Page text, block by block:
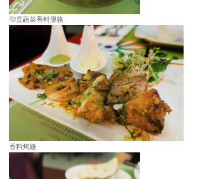
印度蔬菜香料優格
香料烤雞